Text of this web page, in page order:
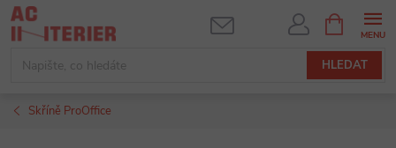
Přejít
na
HLEDAT
NÁKUPNÍ
KOŠÍK
Skříně ProOffice